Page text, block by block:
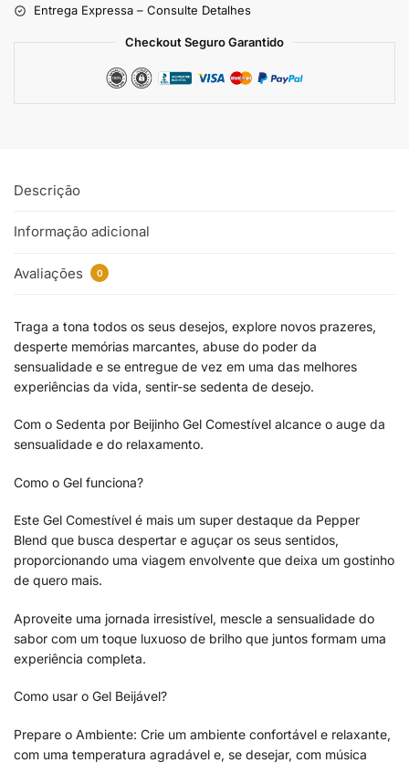
Entrega Expressa – Consulte Detalhes
Checkout Seguro Garantido
Descrição
Informação adicional
Avaliações 0
Traga a tona todos os seus desejos, explore novos prazeres,
desperte memórias marcantes, abuse do poder da
sensualidade e se entregue de vez em uma das melhores
experiências da vida, sentir-se sedenta de desejo.
Com o Sedenta por Beijinho Gel Comestível alcance o auge da
sensualidade e do relaxamento.
Como o Gel funciona?
Este Gel Comestível é mais um super destaque da Pepper
Blend que busca despertar e aguçar os seus sentidos,
proporcionando uma viagem envolvente que deixa um gostinho
de quero mais.
Aproveite uma jornada irresistível, mescle a sensualidade do
sabor com um toque luxuoso de brilho que juntos formam uma
experiência completa.
Como usar o Gel Beijável?
Prepare o Ambiente: Crie um ambiente confortável e relaxante,
com uma temperatura agradável e, se desejar, com música